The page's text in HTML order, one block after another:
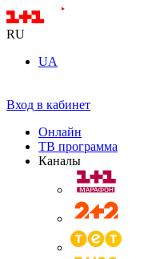
RU
UA
Вход в кабинет
Онлайн
ТВ программа
Каналы